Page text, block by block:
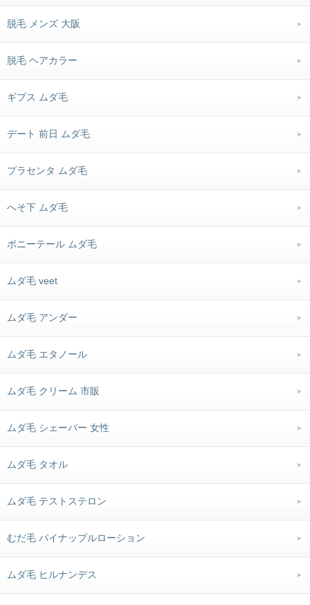
脱毛 メンズ 大阪
脱毛 ヘアカラー
ギプス ムダ毛
デート 前日 ムダ毛
プラセンタ ムダ毛
へそ下 ムダ毛
ポニーテール ムダ毛
ムダ毛 veet
ムダ毛 アンダー
ムダ毛 エタノール
ムダ毛 クリーム 市販
ムダ毛 シェーバー 女性
ムダ毛 タオル
ムダ毛 テストステロン
むだ毛 パイナップルローション
ムダ毛 ヒルナンデス